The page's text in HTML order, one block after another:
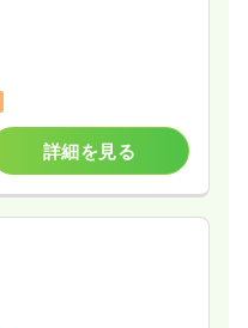
詳細を見る